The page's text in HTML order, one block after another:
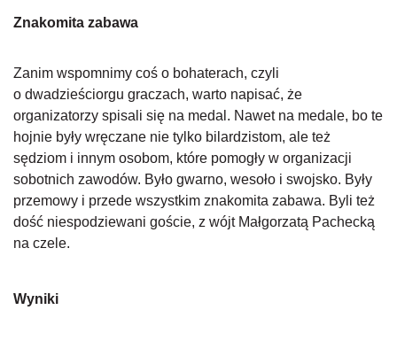
Znakomita zabawa
Zanim wspomnimy coś o bohaterach, czyli
o dwadzieściorgu graczach, warto napisać, że
organizatorzy spisali się na medal. Nawet na medale, bo te
hojnie były wręczane nie tylko bilardzistom, ale też
sędziom i innym osobom, które pomogły w organizacji
sobotnich zawodów. Było gwarno, wesoło i swojsko. Były
przemowy i przede wszystkim znakomita zabawa. Byli też
dość niespodziewani goście, z wójt Małgorzatą Pachecką
na czele.
Wyniki